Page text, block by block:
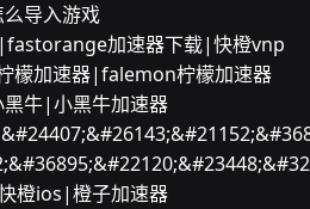
么导入游戏
加速器下载|快橙vnp
檬加速器|falemon柠檬加速器
牛|小黑牛加速器
橙ios|橙子加速器